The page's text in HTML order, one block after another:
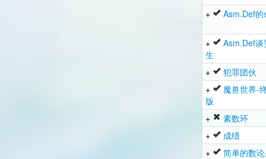
+ Asm.Def的
+
Asm.Def谈
生
+
犯罪团伙
+
魔兽世界-
版
+
素数环
+
成绩
+
简单的数